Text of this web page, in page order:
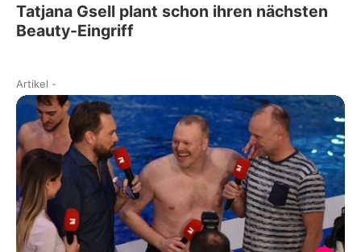
Tatjana Gsell plant schon ihren nächsten
Beauty-Eingriff
Artikel -